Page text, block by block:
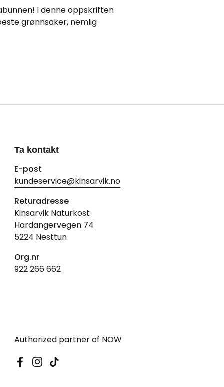
I denne oppskriften
grønnsaker, nemlig
Ta kontakt
E-post
kundeservice@kinsarvik.no
Returadresse
Kinsarvik Naturkost
Hardangervegen 74
5224 Nesttun
Org.nr
922 266 662
Authorized partner of NOW
Facebook
Instagram
TikTok